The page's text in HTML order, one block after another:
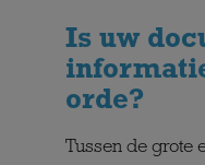
Is uw
orde?
Tussen de grote